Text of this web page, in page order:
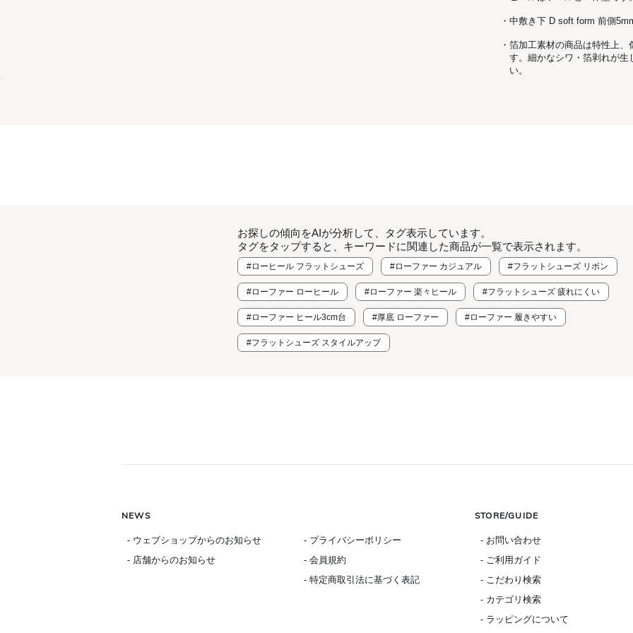
・中敷き下 D soft form 前側
・箔加工素材の商品は特性上
す。細かなシワ・箔剥れが
い。
お探しの傾向をAIが分析して、タグ表示しています。
タグをタップすると、キーワードに関連した商品が一覧で表示されます。
#ローヒール フラットシューズ #ローファー カジュアル #フラットシューズ リボン
#ローファー ローヒール #ローファー 楽々ヒール #フラットシューズ 疲れにくい
#ローファー ヒール3cm台 #厚底 ローファー #ローファー 履きやすい
#フラットシューズ スタイルアップ
NEWS
- ウェブショップからのお知らせ
- 店舗からのお知らせ
- プライバシーポリシー
- 会員規約
- 特定商取引法に基づく表記
STORE/GUIDE
- お問い合わせ
- ご利用ガイド
- こだわり検索
- カテゴリ検索
- ラッピングについて